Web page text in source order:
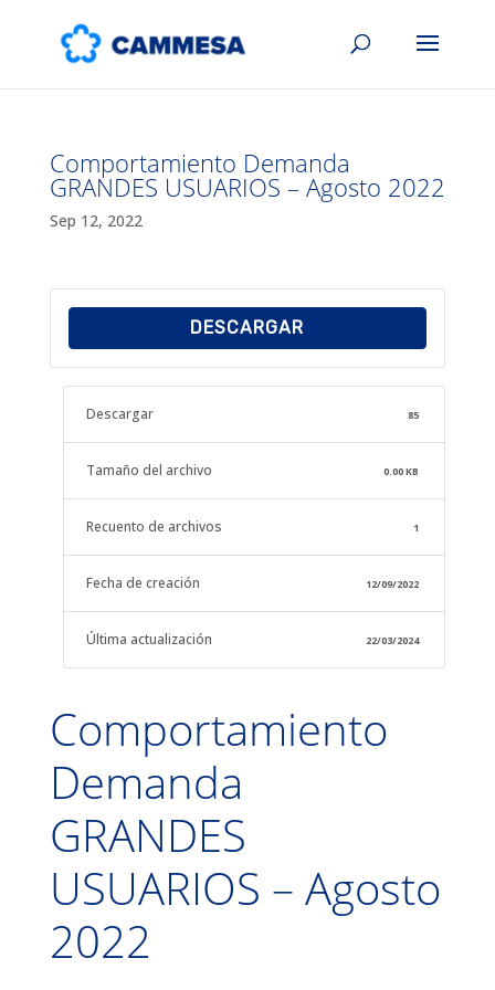
Comportamiento Demanda
GRANDES USUARIOS – Agosto 2022
Sep 12, 2022
DESCARGAR
Descargar 85
Tamaño del archivo 0.00 KB
Recuento de archivos 1
Fecha de creación 12/09/2022
Última actualización 22/03/2024
Comportamiento
Demanda
GRANDES
USUARIOS – Agosto
2022